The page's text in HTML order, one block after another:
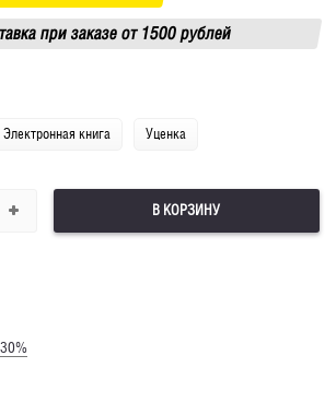
при заказе от 1500 рублей
Электронная книга Уценка
В КОРЗИНУ